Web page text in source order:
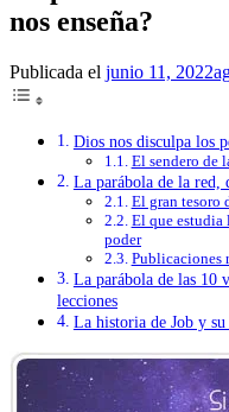
nos enseña?
Publicada el junio 11, 2022
Dios nos disculpa los
El sendero de
La parábola de la red,
El gran tesoro
El que estudia
poder
Publicaciones
La parábola de las 10
lecciones
La historia de Job y